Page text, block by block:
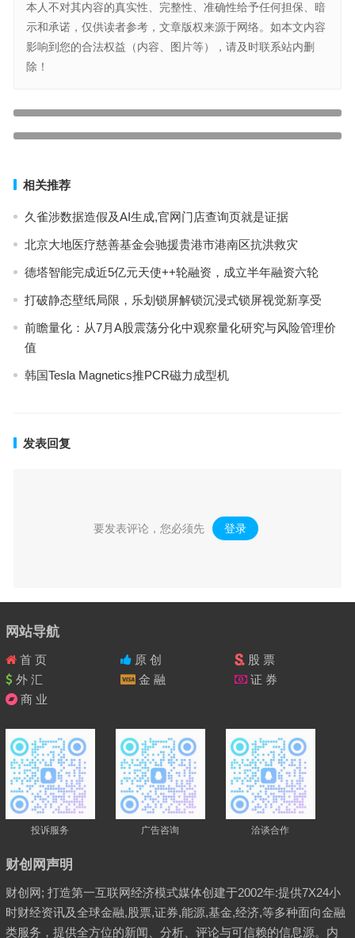
本人不对其内容的真实性、完整性、准确性给予任何担保、暗
示和承诺，仅供读者参考，文章版权来源于网络。如本文内容
影响到您的合法权益（内容、图片等），请及时联系站内删
除！
相关推荐
久雀涉数据造假及AI生成,官网门店查询页就是证据
北京大地医疗慈善基金会驰援贵港市港南区抗洪救灾
德塔智能完成近5亿元天使++轮融资，成立半年融资六轮
打破静态壁纸局限，乐划锁屏解锁沉浸式锁屏视觉新享受
前瞻量化：从7月A股震荡分化中观察量化研究与风险管理价
值
韩国Tesla Magnetics推PCR磁力成型机
发表回复
要发表评论，您必须先 登录 。
网站导航
首 页 原 创
股 票
外 汇
金 融
证 券
商 业
投诉服务 广告咨询 洽谈合作
财创网声明
财创网; 打造第一互联网经济模式媒体创建于2002年:提供7X24小
时财经资讯及全球金融,股票,证券,能源,基金,经济,等多种面向金融
类服务，提供全方位的新闻、分析、评论与可信赖的信息源。内